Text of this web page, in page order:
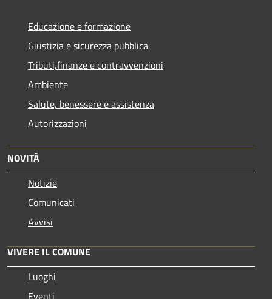
Educazione e formazione
Giustizia e sicurezza pubblica
Tributi,finanze e contravvenzioni
Ambiente
Salute, benessere e assistenza
Autorizzazioni
NOVITÀ
Notizie
Comunicati
Avvisi
VIVERE IL COMUNE
Luoghi
Eventi